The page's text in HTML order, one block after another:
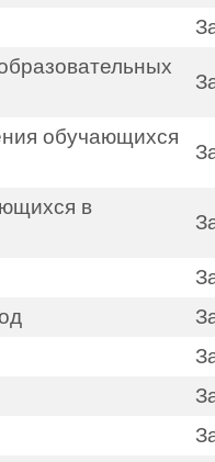
обучающихся
в